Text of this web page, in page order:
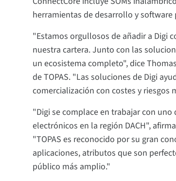
herramientas de desarrollo y
"Estamos orgullosos de añadir a Digi
nuestra cartera. Junto con las
un ecosistema completo", dice
de TOPAS. "Las soluciones de Digi
comercialización con costes y riesgos
"Digi se complace en trabajar con
electrónicos en la región DACH",
"TOPAS es reconocido por su gran
aplicaciones, atributos que son
público más amplio."